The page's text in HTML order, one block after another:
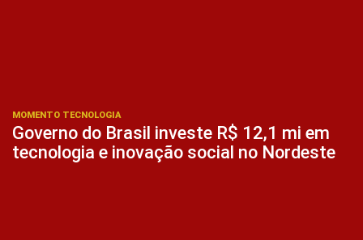
MOMENTO TECNOLOGIA
Governo do Brasil investe R$ 12,1 mi em
tecnologia e inovação social no Nordeste